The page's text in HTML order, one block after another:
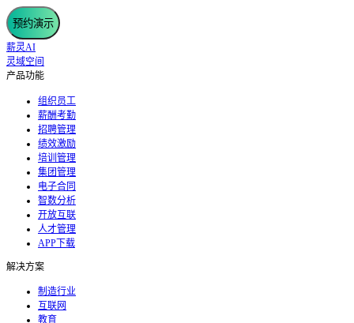
预约演示
薪灵AI
灵域空间
产品功能
组织员工
薪酬考勤
招聘管理
绩效激励
培训管理
集团管理
电子合同
智数分析
开放互联
人才管理
APP下载
解决方案
制造行业
互联网
教育